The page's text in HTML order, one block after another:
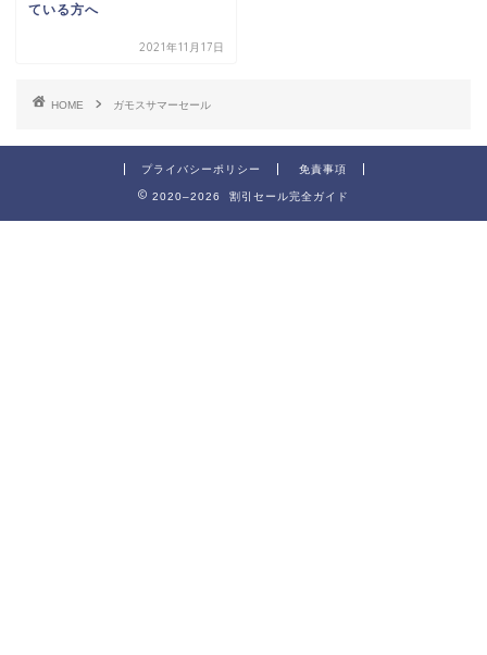
ている方へ
2021年11月17日
HOME ガモスサマーセール
プライバシーポリシー 免責事項
2020–2026 割引セール完全ガイド